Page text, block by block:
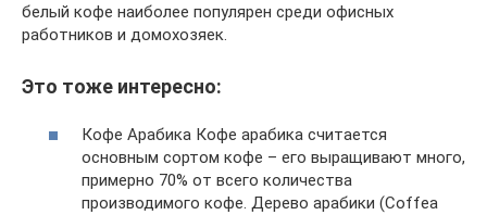
белый кофе наиболее популярен среди офисных
работников и домохозяек.
Это тоже интересно:
Кофе Арабика Кофе арабика считается
основным сортом кофе – его выращивают много,
примерно 70% от всего количества
производимого кофе. Дерево арабики (Coffea